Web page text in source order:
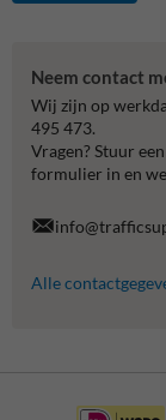
Neem contact
Wij zijn op
495 473.
Vragen? Stuur
formulier in en
Alle